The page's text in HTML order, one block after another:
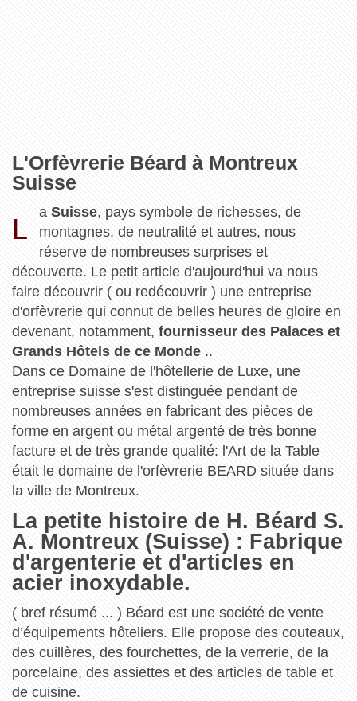
L'Orfèvrerie Béard à Montreux
Suisse
L
aSuisse, pays symbole de richesses, de
montagnes, de neutralité et autres, nous
réserve de nombreuses surprises et
découverte. Le petit article d'aujourd'hui va nous
faire découvrir ( ou redécouvrir ) une entreprise
d'orfèvrerie qui connut de belles heures de gloire en
devenant, notamment, fournisseur des Palaces et
Grands Hôtels de ce Monde..
Dans ce Domaine de l'hôtellerie de Luxe, une
entreprise suisse s'est distinguée pendant de
nombreuses années en fabricant des pièces de
forme en argent ou métal argenté de très bonne
facture et de très grande qualité: l'Art de la Table
était le domaine de l'orfèvrerie BEARD située dans
la ville de Montreux.
La petite histoire de H. Béard S.
A. Montreux (Suisse) : Fabrique
d'argenterie et d'articles en
acier inoxydable.
( bref résumé ... ) Béard est une société de vente
d’équipements hôteliers. Elle propose des couteaux,
des cuillères, des fourchettes, de la verrerie, de la
porcelaine, des assiettes et des articles de table et
de cuisine.